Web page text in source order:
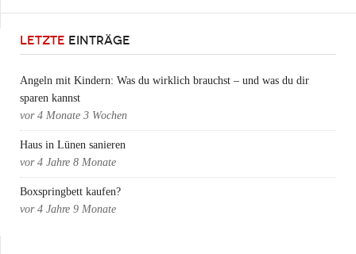
LETZTE EINTRÄGE
Angeln mit Kindern: Was du wirklich brauchst – und was du dir
sparen kannst
vor 4 Monate 3 Wochen
Haus in Lünen sanieren
vor 4 Jahre 8 Monate
Boxspringbett kaufen?
vor 4 Jahre 9 Monate